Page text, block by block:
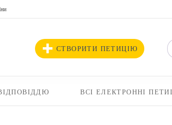
СТВОРИТИ ПЕТИЦІЮ
ВСІ ЕЛЕКТРОННІ